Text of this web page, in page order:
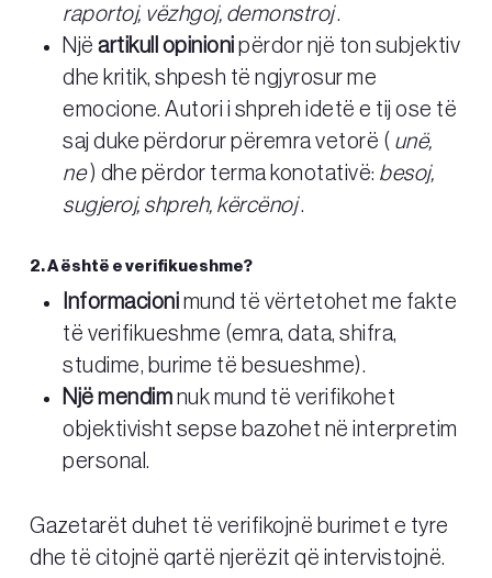
raportoj, vëzhgoj, demonstroj.
Njëartikull opinioni përdor një ton subjektiv
dhe kritik, shpesh të ngjyrosur me
emocione. Autori i shpreh idetë e tij ose të
saj duke përdorur përemra vetorë ( unë,
ne) dhe përdor terma konotativë: besoj,
sugjeroj, shpreh, kërcënoj.
2. A është e verifikueshme?
Informacioni mund të vërtetohet me fakte
të verifikueshme (emra, data, shifra,
studime, burime të besueshme).
Një mendim nuk mund të verifikohet
objektivisht sepse bazohet në interpretim
personal.
Gazetarët duhet të verifikojnë burimet e tyre
dhe të citojnë qartë njerëzit që intervistojnë.